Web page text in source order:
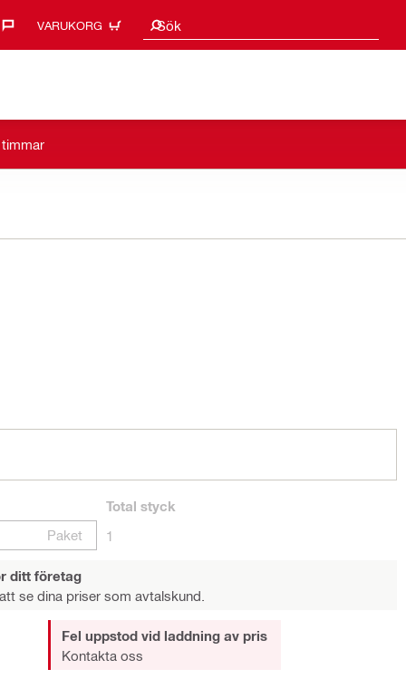
VARUKORG Sök
Sökförslag
Paket
Total styck
1
ditt företag
se dina priser som avtalskund.
Fel uppstod vid laddning av pris
Kontakta oss